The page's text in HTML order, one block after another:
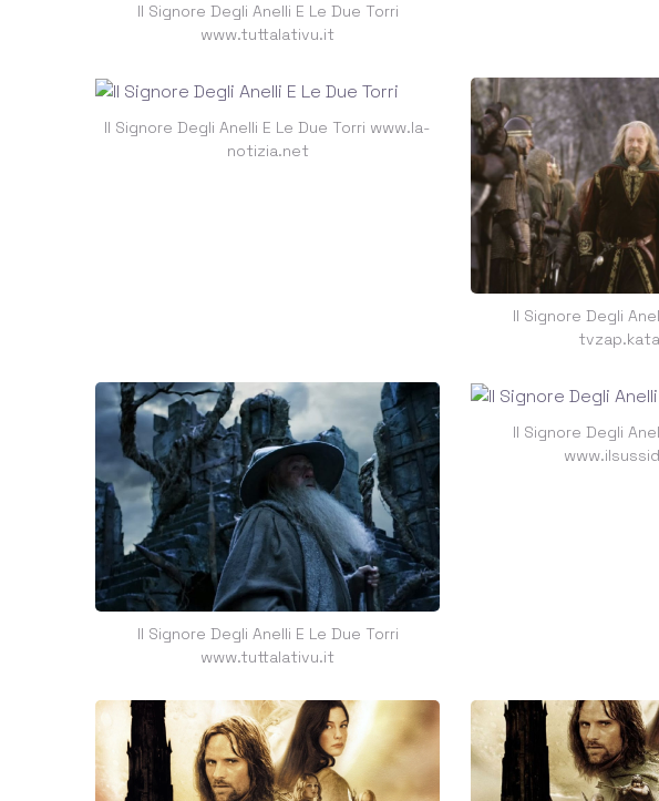
Il Signore Degli Anelli E Le Due Torri
www.tuttalativu.it
Il Signore Degli Anelli E Le Due Torri www.la-
notizia.net
Il Signore Degli
Il Signore Degli Anelli E Le Due Torri
www.tuttalativu.it
Il Signore Degli